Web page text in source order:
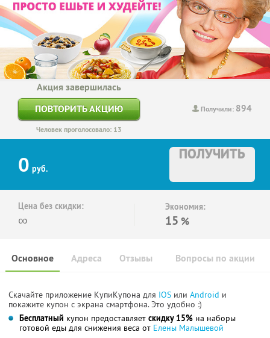
Получили: 894
Акция завершилась
ПОВТОРИТЬ АКЦИЮ
Человек проголосовало: 13
0 руб.
ПОЛУЧИТЬ
Цена без скидки:
∞
Экономия:
15 %
Основное Отзывы Вопросы по акции
Адреса
Скачайте приложение КупиКупона для IOS или Android и
покажите купон с экрана смартфона. Это удобно :)
Бесплатный купон предоставляет скидку 15% на наборы
готовой еды для снижения веса от Елены Малышевой